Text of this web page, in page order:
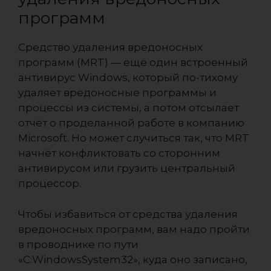
программ
Средство удаления вредоносных
программ (MRT) — ещё один встроенный
антивирус Windows, который по-тихому
удаляет вредоносные программы и
процессы из системы, а потом отсылает
отчёт о проделанной работе в компанию
Microsoft. Но может случиться так, что MRT
начнёт конфликтовать со сторонним
антивирусом или грузить центральный
процессор.
Чтобы избавиться от средства удаления
вредоносных программ, вам надо пройти
в проводнике по пути
«C:WindowsSystem32», куда оно записано,